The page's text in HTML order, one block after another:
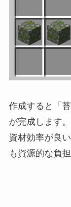
作成すると「
が完成します。
資材効率が良
も資源的な負